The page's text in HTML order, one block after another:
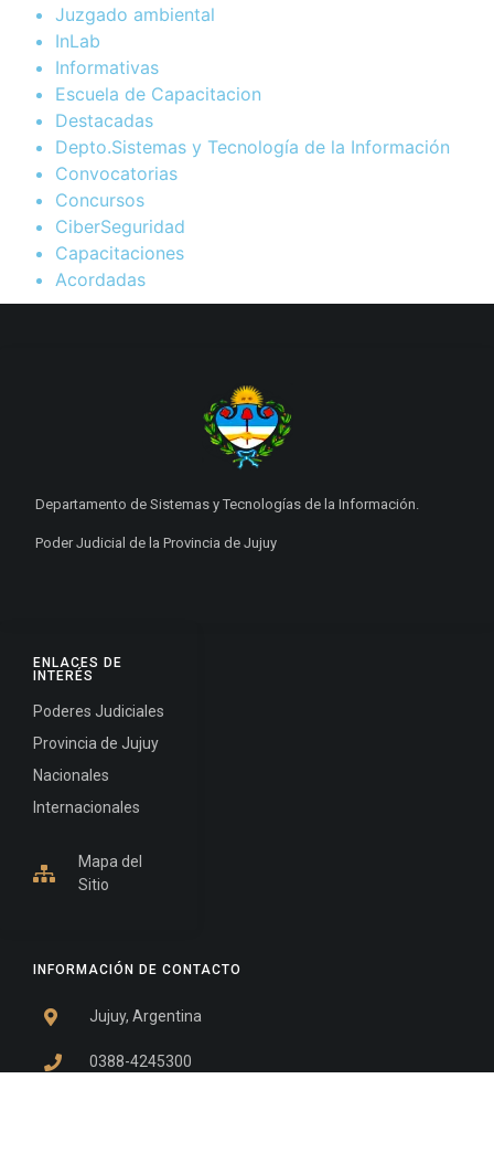
Juzgado ambiental
InLab
Informativas
Escuela de Capacitacion
Destacadas
Depto.Sistemas y Tecnología de la Información
Convocatorias
Concursos
CiberSeguridad
Capacitaciones
Acordadas
INFORMACIÓN DE CONTACTO
Jujuy, Argentina
0388-4245300
ENLACES DE
INTERÉS
Poderes Judiciales
Provincia de Jujuy
Nacionales
Internacionales
Mapa del
Sitio
Departamento de Sistemas y Tecnologías de la Información.
Poder Judicial de la Provincia de Jujuy